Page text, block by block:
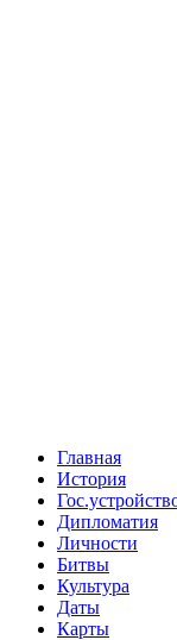
Главная
История
Дипломатия
Личности
Битвы
Культура
Даты
Карты